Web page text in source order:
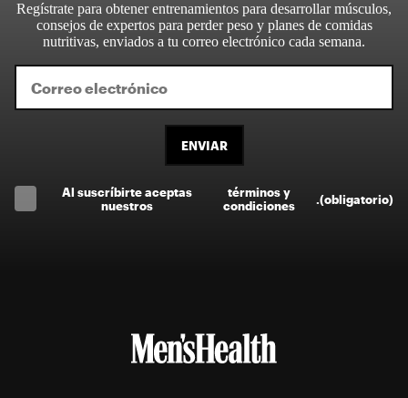
Regístrate para obtener entrenamientos para desarrollar músculos,
consejos de expertos para perder peso y planes de comidas
nutritivas, enviados a tu correo electrónico cada semana.
ENVIAR
Al suscríbirte aceptas
nuestros
términos y
condiciones
(obligatorio)